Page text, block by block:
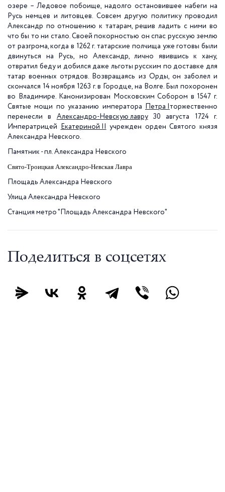
озере – Ледовое побоище, надолго остановившее набеги на
Русь немцев и литовцев. Совсем другую политику проводил
Александр по отношению к татарам, решив ладить с ними во
что бы то ни стало. Своей покорностью он спас русскую землю
от разгрома, когда в 1262 г. татарские полчища уже готовы были
двинуться на Русь, но Александр, лично явившись к хану,
отвратил беду и добился даже льготы русским по доставке для
татар военных отрядов. Возвращаясь из Орды, он заболел и
скончался 14 ноября 1263 г. в Городце, на Волге. Был похоронен
во Владимире. Канонизирован Московским Собором в 1547 г.
Святые мощи по указанию императора
Петра Iторжественно
перенесли в Александро-Невскую лавру30 августа 1724 г.
Императрицей
Екатериной II учрежден орден Святого князя
Александра Невского.
Памятник - пл. Александра Невского
Свято-Троицкая Александро-Невская Лавра
Площадь Александра Невского
Улица Александра Невского
Станция метро "Площадь Александра Невского"
Поделиться в соцсетях